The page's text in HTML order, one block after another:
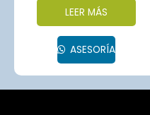
LEER MÁS
ASESORÍA